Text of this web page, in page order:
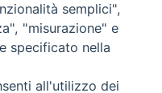
semplici",
"misurazione" e
specificato nella
all'utilizzo dei